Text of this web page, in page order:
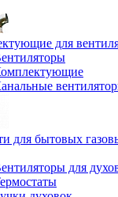
для
для бытовых
для